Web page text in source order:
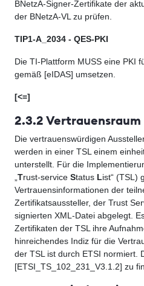
BNetzA-Signer-Zertifikate der
der BNetzA-VL zu prüfen.
TIP1-A_2034 - QES-PKI
Die TI-Plattform MUSS eine PKI
gemäß [eIDAS] umsetzen.
[<=]
2.3.2
Die vertrauenswürdigen
werden in einer TSL einem
unterstellt. Für die
„Trust-service Status List“ (TSL)
Vertrauensinformationen der
Zertifikatsaussteller, der Trust
signierten XML-Datei abgelegt.
Zertifikaten der TSL ihre
hinreichendes Indiz für die
der TSL ist durch ETSI normiert.
[ETSI_TS_102_231_V3.1.2] zu